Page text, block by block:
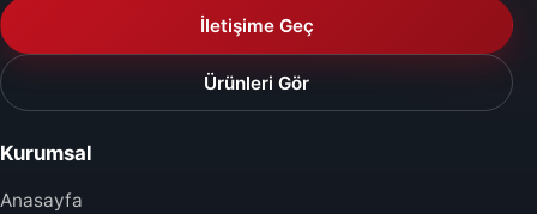
İletişime Geç
Ürünleri Gör
Kurumsal
Anasayfa